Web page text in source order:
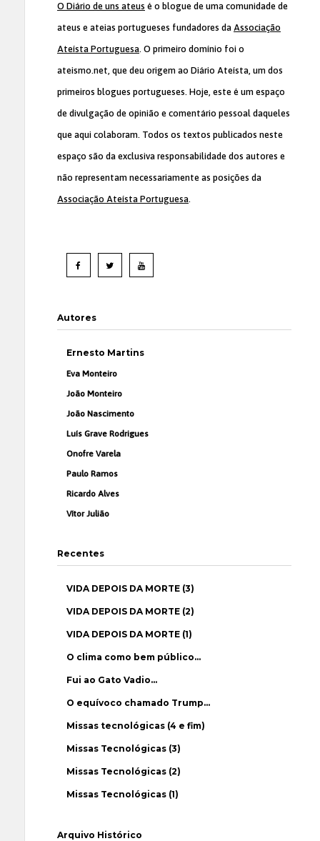
O Diário de uns ateus é o blogue de uma comunidade de
ateus e ateias portugueses fundadores da Associação
Ateísta Portuguesa. O primeiro domínio foi o
ateismo.net, que deu origem ao Diário Ateísta, um dos
primeiros blogues portugueses. Hoje, este é um espaço
de divulgação de opinião e comentário pessoal daqueles
que aqui colaboram. Todos os textos publicados neste
espaço são da exclusiva responsabilidade dos autores e
não representam necessariamente as posições da
Associação Ateísta Portuguesa.
Autores
Ernesto Martins
Eva Monteiro
João Monteiro
João Nascimento
Luís Grave Rodrigues
Onofre Varela
Paulo Ramos
Ricardo Alves
Vítor Julião
Recentes
VIDA DEPOIS DA MORTE (3)
VIDA DEPOIS DA MORTE (2)
VIDA DEPOIS DA MORTE (1)
O clima como bem público…
Fui ao Gato Vadio…
O equívoco chamado Trump…
Missas tecnológicas (4 e fim)
Missas Tecnológicas (3)
Missas Tecnológicas (2)
Missas Tecnológicas (1)
Arquivo Histórico